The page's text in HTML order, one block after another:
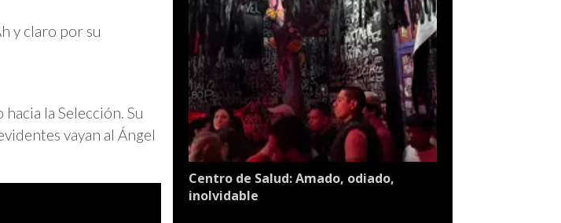
y claro por su
la Selección. Su
vayan al Ángel
Centro de Salud: Amado, odiado,
inolvidable